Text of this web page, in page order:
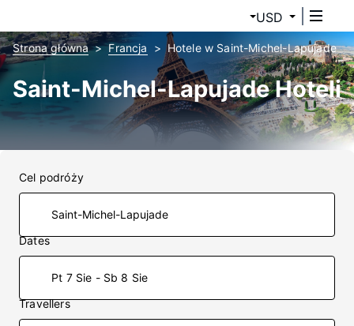
USD
Strona główna Francja Hotele w Saint-Michel-Lapujade
Saint-Michel-Lapujade Hoteli
Cel podróży
Dates
Pt 7 Sie - Sb 8 Sie
Travellers